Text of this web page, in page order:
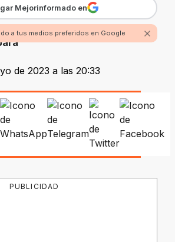
Mejorinformado en
a tus medios preferidos en Google
de 2023 a las 20:33
PUBLICIDAD